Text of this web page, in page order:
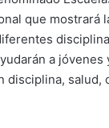
que mostrará
a jóvenes
disciplina, salud,